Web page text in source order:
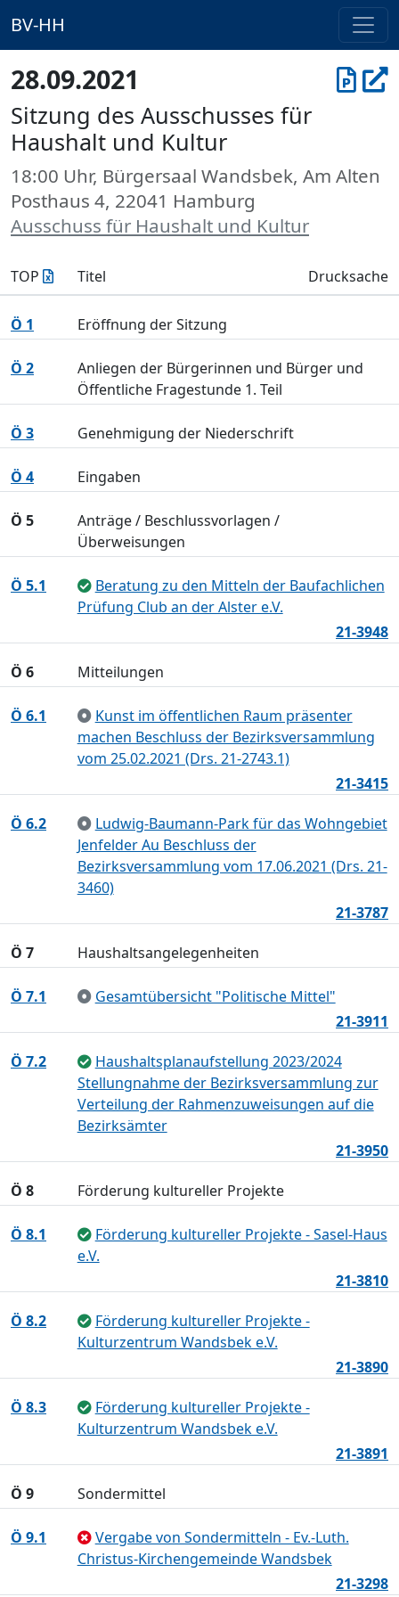
BV-HH
28.09.2021
Sitzung des Ausschusses für
Haushalt und Kultur
18:00 Uhr, Bürgersaal Wandsbek, Am Alten
Posthaus 4, 22041 Hamburg
Ausschuss für Haushalt und Kultur
TOP Titel Drucksache
Ö 1 Eröffnung der Sitzung
Ö 2
Anliegen der Bürgerinnen und Bürger und
Öffentliche Fragestunde 1. Teil
Ö 3 Genehmigung der Niederschrift
Ö 4 Eingaben
Ö 5
Anträge / Beschlussvorlagen /
Überweisungen
Ö 5.1
Beratung zu den Mitteln der Baufachlichen
Prüfung Club an der Alster e.V.
21-3948
Ö 6 Mitteilungen
Ö 6.1
Kunst im öffentlichen Raum präsenter
machen Beschluss der Bezirksversammlung
vom 25.02.2021 (Drs. 21-2743.1)
21-3415
Ö 6.2
Ludwig-Baumann-Park für das Wohngebiet
Jenfelder Au Beschluss der
Bezirksversammlung vom 17.06.2021 (Drs. 21-
3460)
21-3787
Ö 7 Haushaltsangelegenheiten
Ö 7.1
Gesamtübersicht "Politische Mittel"
21-3911
Ö 7.2
Haushaltsplanaufstellung 2023/2024
Stellungnahme der Bezirksversammlung zur
Verteilung der Rahmenzuweisungen auf die
Bezirksämter
21-3950
Ö 8 Förderung kultureller Projekte
Ö 8.1
Förderung kultureller Projekte - Sasel-Haus
e.V.
21-3810
Ö 8.2
Förderung kultureller Projekte -
Kulturzentrum Wandsbek e.V.
21-3890
Ö 8.3
Förderung kultureller Projekte -
Kulturzentrum Wandsbek e.V.
21-3891
Ö 9 Sondermittel
Ö 9.1
Vergabe von Sondermitteln - Ev.-Luth.
Christus-Kirchengemeinde Wandsbek
21-3298